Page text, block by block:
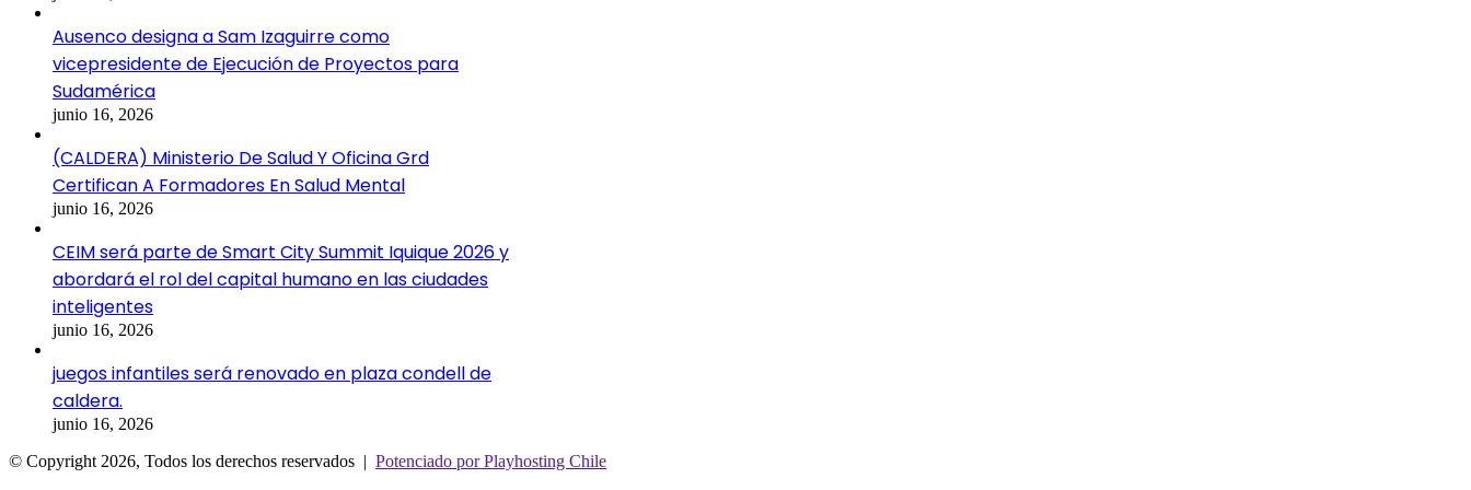
Ausenco designa a Sam Izaguirre como
vicepresidente de Ejecución de Proyectos para
Sudamérica
junio 16, 2026
(CALDERA) Ministerio De Salud Y Oficina Grd
Certifican A Formadores En Salud Mental
junio 16, 2026
CEIM será parte de Smart City Summit Iquique 2026 y
abordará el rol del capital humano en las ciudades
inteligentes
junio 16, 2026
juegos infantiles será renovado en plaza condell de
caldera.
junio 16, 2026
© Copyright 2026, Todos los derechos reservados | Potenciado por Playhosting Chile